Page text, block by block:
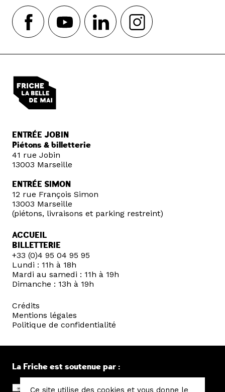
ENTRÉE JOBIN
Piétons & billetterie
41 rue Jobin
13003 Marseille
ENTRÉE SIMON
12 rue François Simon
13003 Marseille
(piétons, livraisons et parking restreint)
ACCUEIL
BILLETTERIE
+33 (0)4 95 04 95 95
Lundi : 11h à 18h
Mardi au samedi : 11h à 19h
Dimanche : 13h à 19h
Crédits
Mentions légales
Politique de confidentialité
La Friche est soutenue par :
Ce site utilise des cookies et vous donne le